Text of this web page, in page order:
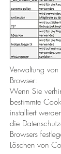
Verwaltung
Browser:
Wenn Sie
bestimmte
installiert
die
Browsers
Löschen von